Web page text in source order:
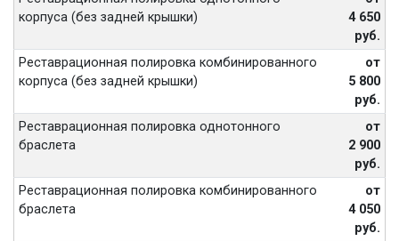
корпуса (без задней крышки)
4 650
руб.
Реставрационная полировка комбинированного
корпуса (без задней крышки)
от
5 800
руб.
Реставрационная полировка однотонного
браслета
от
2 900
руб.
Реставрационная полировка комбинированного
браслета
от
4 050
руб.